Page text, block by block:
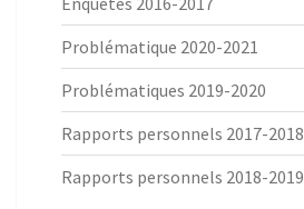
Problématique 2020-2021
Problématiques 2019-2020
Rapports personnels 2017-2018
Rapports personnels 2018-2019